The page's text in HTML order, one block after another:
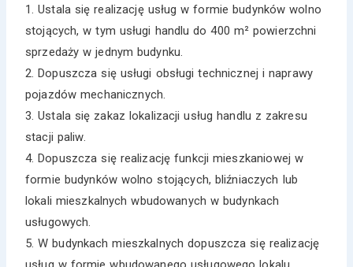
1. Ustala się realizację usług w formie budynków wolno
stojących, w tym usługi handlu do 400 m² powierzchni
sprzedaży w jednym budynku.
2. Dopuszcza się usługi obsługi technicznej i naprawy
pojazdów mechanicznych.
3. Ustala się zakaz lokalizacji usług handlu z zakresu
stacji paliw.
4. Dopuszcza się realizację funkcji mieszkaniowej w
formie budynków wolno stojących, bliźniaczych lub
lokali mieszkalnych wbudowanych w budynkach
usługowych.
5. W budynkach mieszkalnych dopuszcza się realizację